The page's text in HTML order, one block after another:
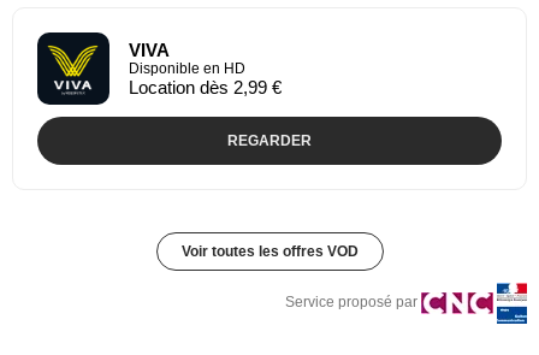
VIVA
Disponible en HD
Location dès 2,99 €
REGARDER
Voir toutes les offres VOD
Service proposé par